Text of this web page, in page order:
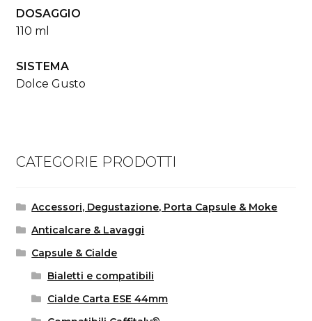
DOSAGGIO
110 ml
SISTEMA
Dolce Gusto
CATEGORIE PRODOTTI
Accessori, Degustazione, Porta Capsule & Moke
Anticalcare & Lavaggi
Capsule & Cialde
Bialetti e compatibili
Cialde Carta ESE 44mm